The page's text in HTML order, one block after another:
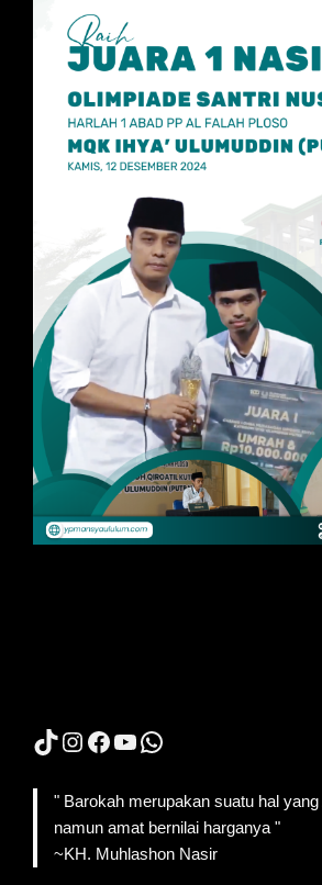
TikTok
Instagram
Facebook
YouTube
WhatsApp
" Barokah merupakan suatu hal
namun amat bernilai harganya "
~KH. Muhlashon Nasir